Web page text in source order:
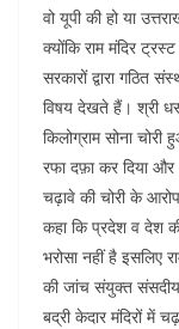
वो यूपी की हो या
क्योंकि राम मंदिर
सरकारों द्वारा गठित
विषय देखते हैं। श्री
किलोग्राम सोना
रफा दफ़ा कर दिया और
चढ़ावे की चोरी के
कहा कि प्रदेश व देश
भरोसा नहीं है इसलिए
की जांच संयुक्त संसदीय
बद्री केदार मंदिरों में